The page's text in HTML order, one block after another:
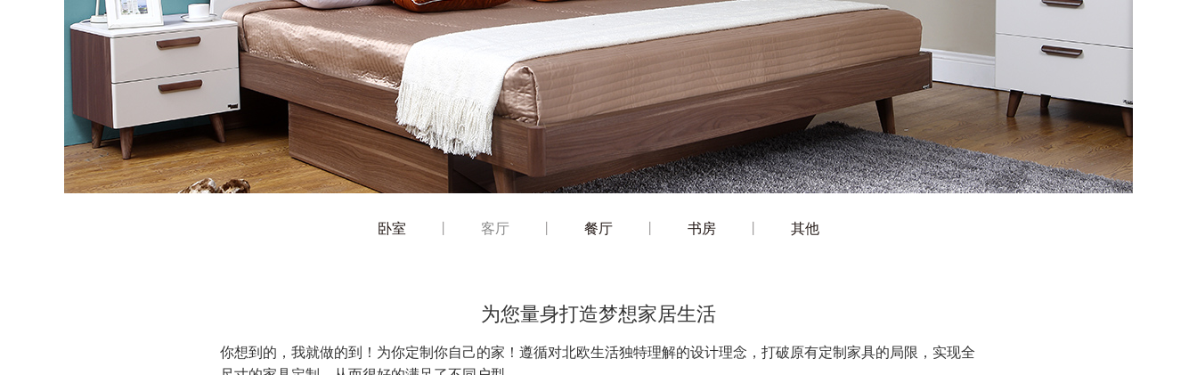
卧室 客厅 餐厅 书房 其他
为您量身打造梦想家居生活
你想到的，我就做的到！为你定制你自己的家！遵循对北欧生活独特理解的设计理念，打破原有定制家具的局限，实现全